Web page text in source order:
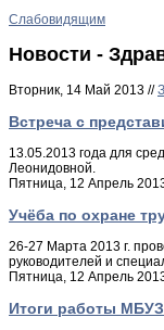
Слабовидящим
Новости -
Вторник, 14 Май 2013 //
Встреча с
13.05.2013 года для
Леонидовной.
Пятница, 12 Апрель
Учёба по охране
26-27 Марта 2013 г.
руководителей и
Пятница, 12 Апрель
Итоги работы МБУЗ